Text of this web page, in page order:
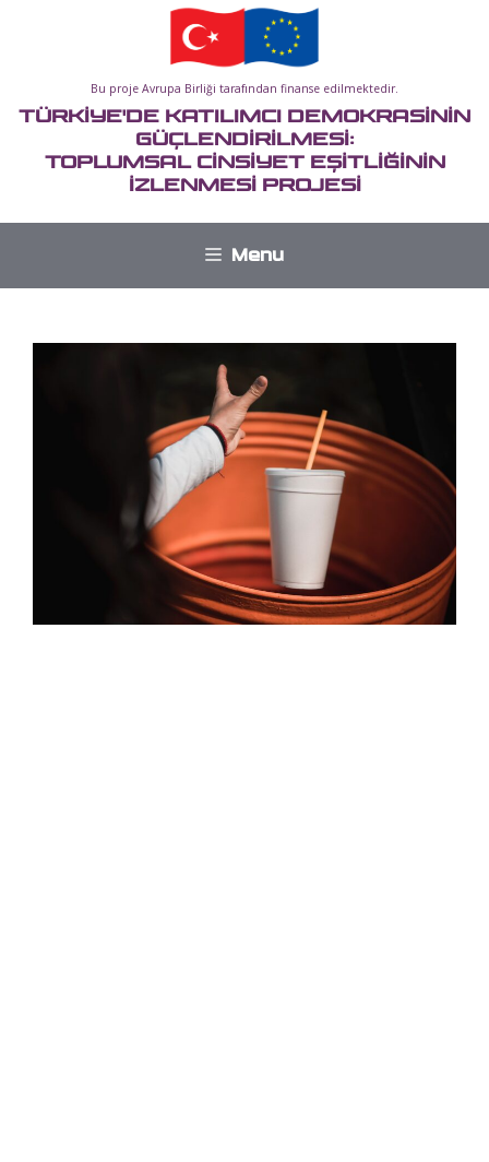
Bu proje Avrupa Birliği tarafından finanse edilmektedir.
TÜRKİYE'DE KATILIMCI DEMOKRASİNİN
GÜÇLENDİRİLMESİ:
TOPLUMSAL CİNSİYET EŞİTLİĞİNİN
İZLENMESİ PROJESİ
Menu